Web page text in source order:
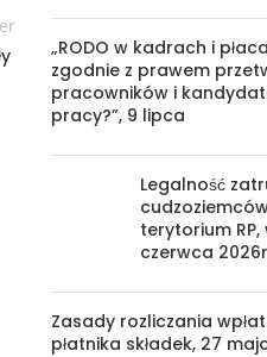
„RODO w kadrach i
zgodnie z prawem
pracowników i
pracy?”, 9 lipca
Legalność
terytorium RP,
czerwca
Zasady rozliczania
płatnika składek, 27